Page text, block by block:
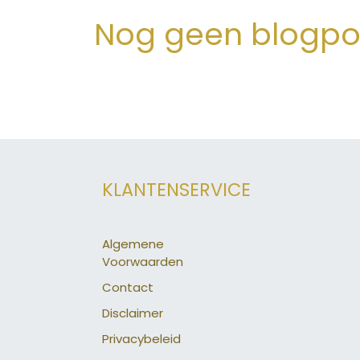
Nog geen
KLANTENSERVICE
Algemene
Voorwaarden
Contact
Disclaimer
Privacybeleid